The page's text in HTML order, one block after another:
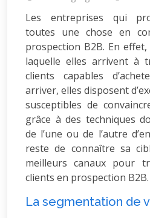
Les entreprises qui
toutes une chose en
prospection B2B. En
laquelle elles arrivent à
clients capables
arriver, elles disposent
susceptibles de
grâce à des techniques
de l’une ou de l’autre
reste de connaître sa
meilleurs canaux pour
clients en prospection B2B.
La segmentation de